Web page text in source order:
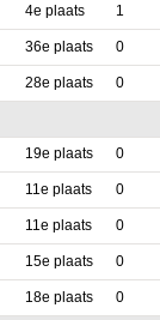
4e plaats 1
36e plaats 0
28e plaats 0
19e plaats 0
11e plaats 0
11e plaats 0
15e plaats 0
18e plaats 0